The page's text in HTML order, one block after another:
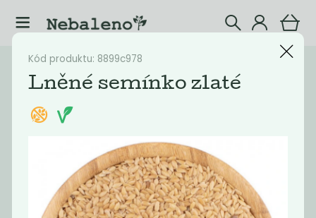
Katalog Potraviny
Filtrovat produkty
Nejlevnější Nejdražší
Kód produktu: 8899c978
Lněné semínko zlaté